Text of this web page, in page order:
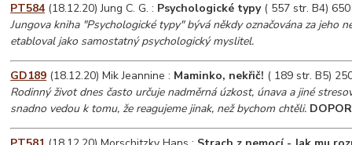
PT584 (18.12.20) Jung C. G. : Psychologické typy( 557 str. B4) 650
Jungova kniha "Psychologické typy" bývá někdy označována za jeho
etabloval jako samostatný psychologický myslitel.
GD189 (18.12.20) Mik Jeannine : Maminko, nekřič! ( 189 str. B5)
Rodinný život dnes často určuje nadměrná úzkost, únava a jiné
snadno vedou k tomu, že reagujeme jinak, než bychom chtěli.